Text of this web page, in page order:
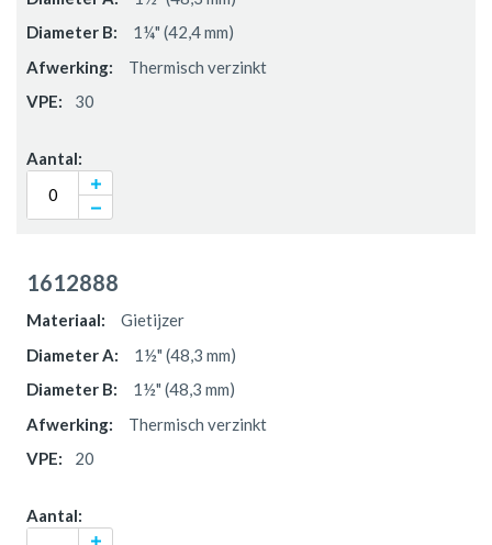
1¼" (42,4 mm)
Thermisch verzinkt
30
1612888
Gietijzer
1½" (48,3 mm)
1½" (48,3 mm)
Thermisch verzinkt
20